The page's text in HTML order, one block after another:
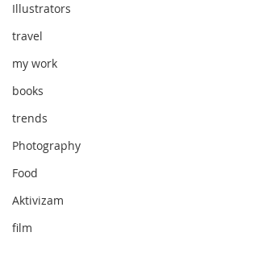
Illustrators
travel
my work
books
trends
Photography
Food
Aktivizam
film